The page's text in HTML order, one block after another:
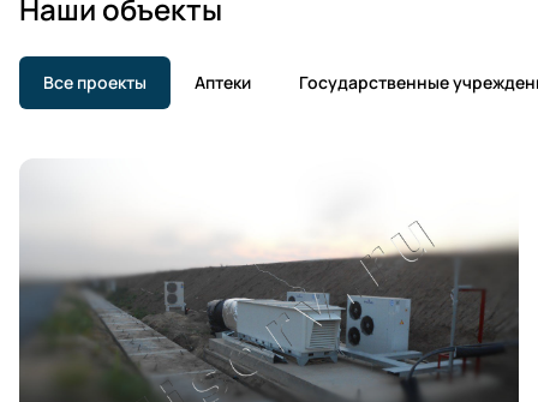
Наши объекты
Все проекты Аптеки Государственные